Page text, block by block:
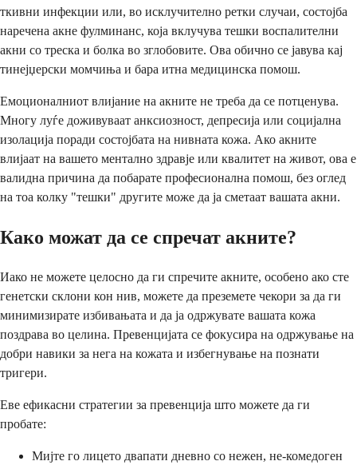
ткивни инфекции или, во исклучително ретки случаи, состојба
наречена акне фулминанс, која вклучува тешки воспалителни
акни со треска и болка во зглобовите. Ова обично се јавува кај
тинејџерски момчиња и бара итна медицинска помош.
Емоционалниот влијание на акните не треба да се потценува.
Многу луѓе доживуваат анксиозност, депресија или социјална
изолација поради состојбата на нивната кожа. Ако акните
влијаат на вашето ментално здравје или квалитет на живот, ова е
валидна причина да побарате професионална помош, без оглед
на тоа колку "тешки" другите може да ја сметаат вашата акни.
Како можат да се спречат акните?
Иако не можете целосно да ги спречите акните, особено ако сте
генетски склони кон нив, можете да преземете чекори за да ги
минимизирате избивањата и да ја одржувате вашата кожа
поздрава во целина. Превенцијата се фокусира на одржување на
добри навики за нега на кожата и избегнување на познати
тригери.
Еве ефикасни стратегии за превенција што можете да ги
пробате:
Мијте го лицето двапати дневно со нежен, не-комедоген